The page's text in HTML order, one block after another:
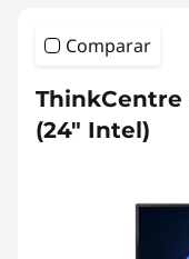
Comparar
ThinkCentre
(24" Intel)